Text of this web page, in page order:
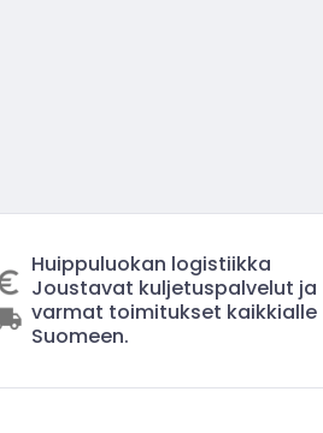
Huippuluokan logistiikka
Joustavat kuljetuspalvelut ja
varmat toimitukset kaikkialle
Suomeen.